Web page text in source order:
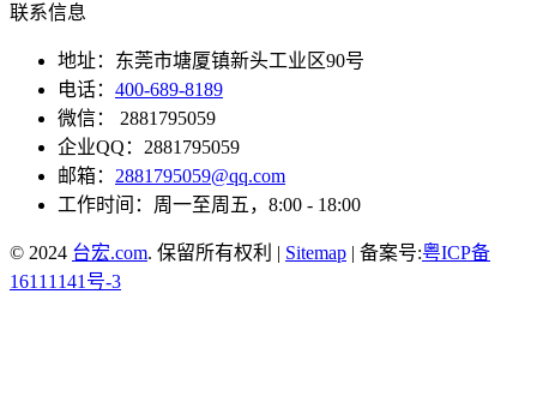
联系信息
地址：东莞市塘厦镇新头工业区90号
电话： 400-689-8189
微信： 2881795059
企业QQ：2881795059
邮箱： 2881795059@qq.com
工作时间：周一至周五，8:00 - 18:00
© 2024 台宏.com. 保留所有权利 | Sitemap | 备案号:粤ICP备
16111141号-3